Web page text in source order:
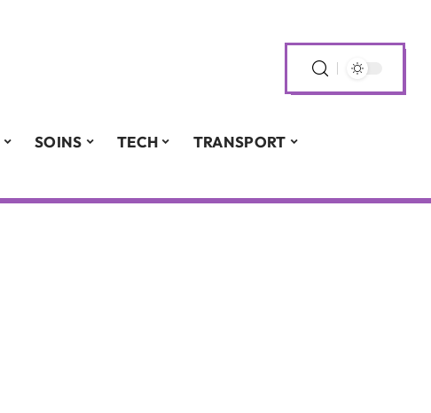
SOINS TECH
TRANSPORT